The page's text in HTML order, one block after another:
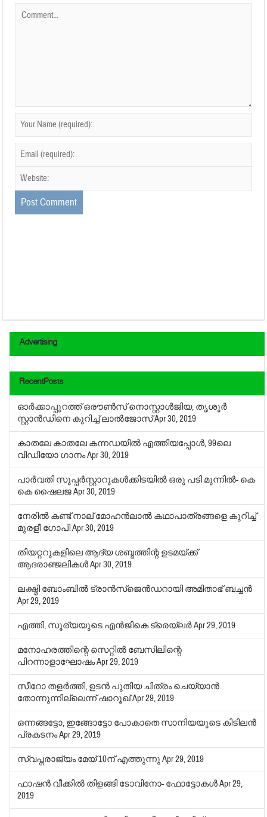
Advertising
RecentPosts
ഓര്‍ക്കാപ്പുറത്ത് ഒരൗണ്‍സ് നൊസ്റ്റാള്‍ജിയ, തൃശൂര്‍
സ്റ്റാന്‍ഡിനെ കുറിച്ച് ലാല്‍ജോസ്Apr 30, 2019
കാതലേ കാതലേ കന്നഡയില്‍ എത്തിയപ്പോള്‍, 99ലെ
വിഡിയോ ഗാനംApr 30, 2019
പാര്‍വതി സൂപ്പര്‍സ്റ്റാറുകള്‍ക്കിടയില്‍ ഒരു പടി മുന്നില്‍- കെ
കെ ഷൈലജApr 30, 2019
നേരില്‍ കണ്ട് നാല് മോഹന്‍ലാല്‍ കഥാപാത്രങ്ങളെ കുറിച്ച്
മുരളീ ഗോപിApr 30, 2019
തിയറ്ററുകളിലെ ആദ്യ ശബ്ദത്തിന്റ ഉടമയ്ക്ക്
ആദരാഞ്ജലികള്‍Apr 30, 2019
ലക്ഷ്മി ബോംബില്‍ ട്രാന്‍സ്‌ജെന്‍ഡറായി അമിതാഭ് ബച്ചന്‍
Apr 29, 2019
എത്തി, സൂര്യയുടെ എന്‍ജികെ ട്രെയ്‌ലര്‍Apr 29, 2019
മനോഹരത്തിന്റെ സെറ്റില്‍ ബേസിലിന്റെ
പിറന്നാളാഘോഷംApr 29, 2019
സീറോ തളര്‍ത്തി, ഉടന്‍ പുതിയ ചിത്രം ചെയ്യാന്‍
തോന്നുന്നില്ലെന്ന് ഷാറൂഖ്Apr 29, 2019
ഒന്നങ്ങട്ടോ, ഇങ്ങോട്ടോ പോകാതെ സാനിയയുടെ കിടിലന്‍
പ്രകടനംApr 29, 2019
സ്വപ്നരാജ്യം മേയ് 10ന് എത്തുന്നുApr 29, 2019
ഫാഷന്‍ വീക്കില്‍ തിളങ്ങി ടോവിനോ- ഫോട്ടോകള്‍Apr 29,
2019